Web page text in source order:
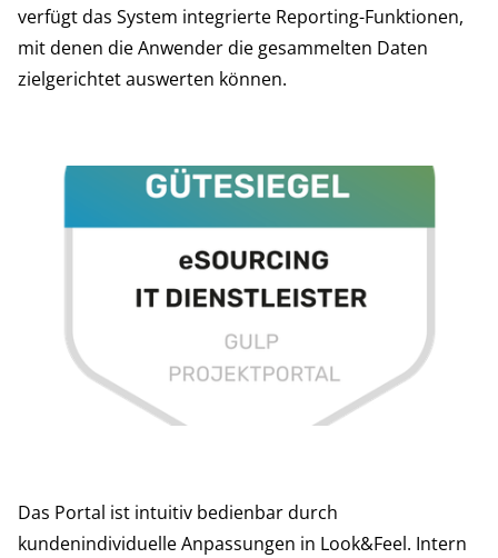
verfügt das System integrierte Reporting-Funktionen,
mit denen die Anwender die gesammelten Daten
zielgerichtet auswerten können.
Das Portal ist intuitiv bedienbar durch
kundenindividuelle Anpassungen in Look&Feel. Intern